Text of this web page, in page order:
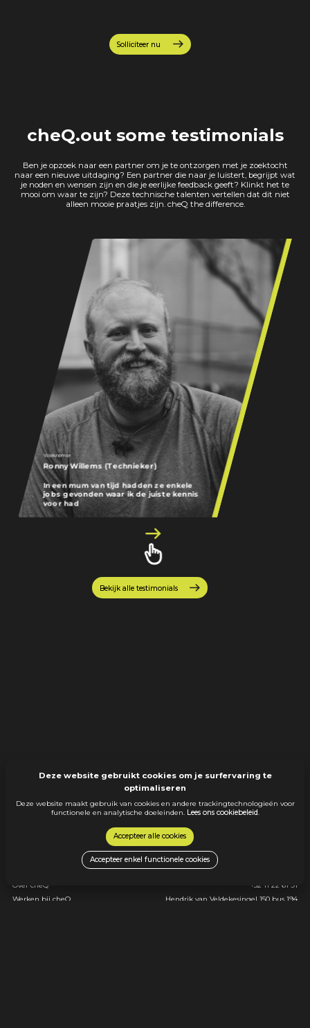
Solliciteer nu
cheQ.out some testimonials
Ben je opzoek naar een partner om je te ontzorgen met je zoektocht
naar een nieuwe uitdaging? Een partner die naar je luistert, begrijpt wat
je noden en wensen zijn en die je eerlijke feedback geeft? Klinkt het te
mooi om waar te zijn? Deze technische talenten vertellen dat dit niet
alleen mooie praatjes zijn. cheQ the difference.
Werknemer
Ronny Willems (Technieker)
In een mum van tijd hadden ze enkele
jobs gevonden waar ik de juiste kennis
voor had
Bekijk alle testimonials
Deze website gebruikt cookies om je surfervaring te
optimaliseren
Deze website maakt gebruik van cookies en andere trackingtechnologieën voor
functionele en analytische doeleinden. Lees ons cookiebeleid.
Accepteer alle cookies
Accepteer enkel functionele cookies
Over cheQ
Werken bij cheQ
+32 11 22 61 91
Hendrik van Veldekesingel 150 bus 194